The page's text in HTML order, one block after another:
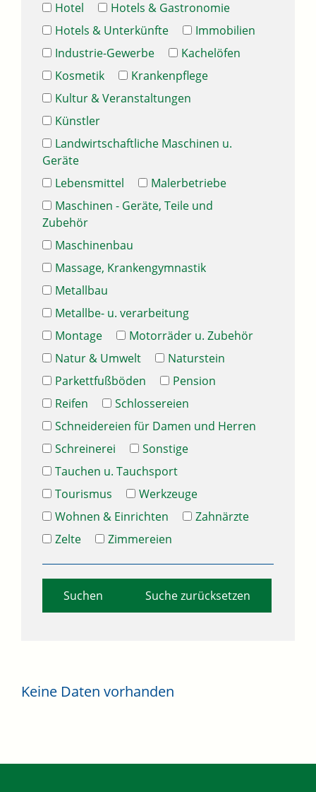
Hotel
Hotels & Gastronomie
Hotels & Unterkünfte
Immobilien
Industrie-Gewerbe
Kachelöfen
Kosmetik
Krankenpflege
Kultur & Veranstaltungen
Künstler
Landwirtschaftliche Maschinen u.
Geräte
Lebensmittel
Malerbetriebe
Maschinen - Geräte, Teile und
Zubehör
Maschinenbau
Massage, Krankengymnastik
Metallbau
Metallbe- u. verarbeitung
Montage
Motorräder u. Zubehör
Natur & Umwelt
Naturstein
Parkettfußböden
Pension
Reifen
Schlossereien
Schneidereien für Damen und Herren
Schreinerei
Sonstige
Tauchen u. Tauchsport
Tourismus
Werkzeuge
Wohnen & Einrichten
Zahnärzte
Zelte
Zimmereien
Suche zurücksetzen
Keine Daten vorhanden